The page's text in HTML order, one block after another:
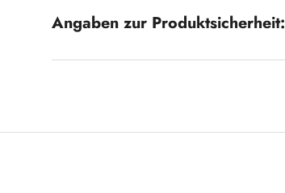
Angaben zur Produktsicherheit: